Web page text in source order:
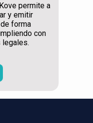
permite a
y emitir
forma
con
legales.